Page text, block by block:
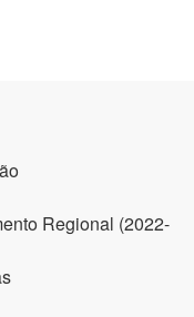
Regional (2022-